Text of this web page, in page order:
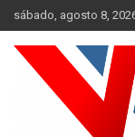
Saltar
al
contenido
sábado, agosto 8,